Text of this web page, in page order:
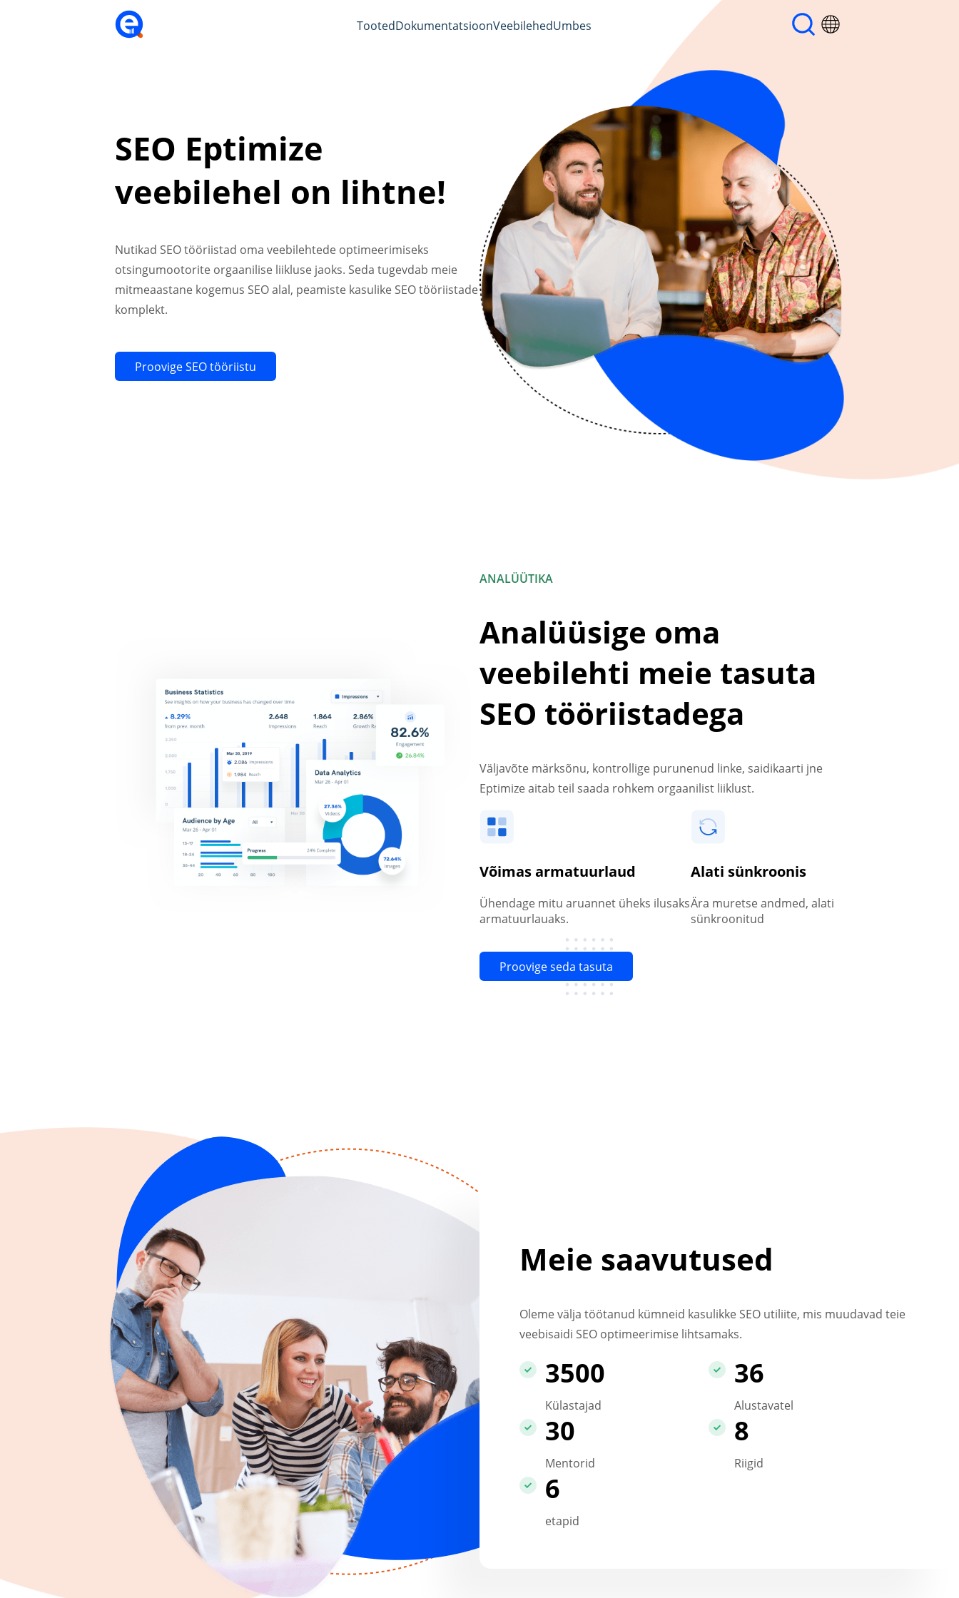
TootedDokumentatsioonVeebilehedUmbes
SEO Eptimize
veebilehel on lihtne!
Nutikad SEO tööriistad oma veebilehtede optimeerimiseks
otsingumootorite orgaanilise liikluse jaoks. Seda tugevdab meie
mitmeaastane kogemus SEO alal, peamiste kasulike SEO tööriistade
komplekt.
Proovige SEO tööriistu
ANALÜÜTIKA
Analüüsige oma
veebilehti meie tasuta
SEO tööriistadega
Väljavõte märksõnu, kontrollige purunenud linke, saidikaarti jne
Eptimize aitab teil saada rohkem orgaanilist liiklust.
Võimas armatuurlaud
Ühendage mitu aruannet üheks ilusaks
armatuurlauaks.
Alati sünkroonis
Ära muretse andmed, alati
sünkroonitud
Proovige seda tasuta
Meie saavutused
Oleme välja töötanud kümneid kasulikke SEO utiliite, mis muudavad teie
veebisaidi SEO optimeerimise lihtsamaks.
3500
Külastajad
36
Alustavatel
30
Mentorid
8
Riigid
6
etapid